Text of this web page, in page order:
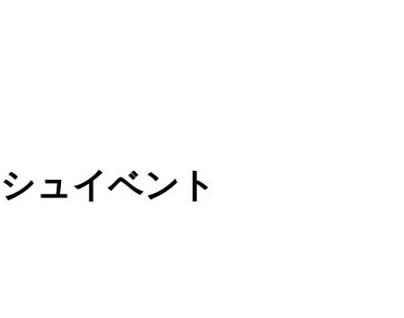
ュイベント